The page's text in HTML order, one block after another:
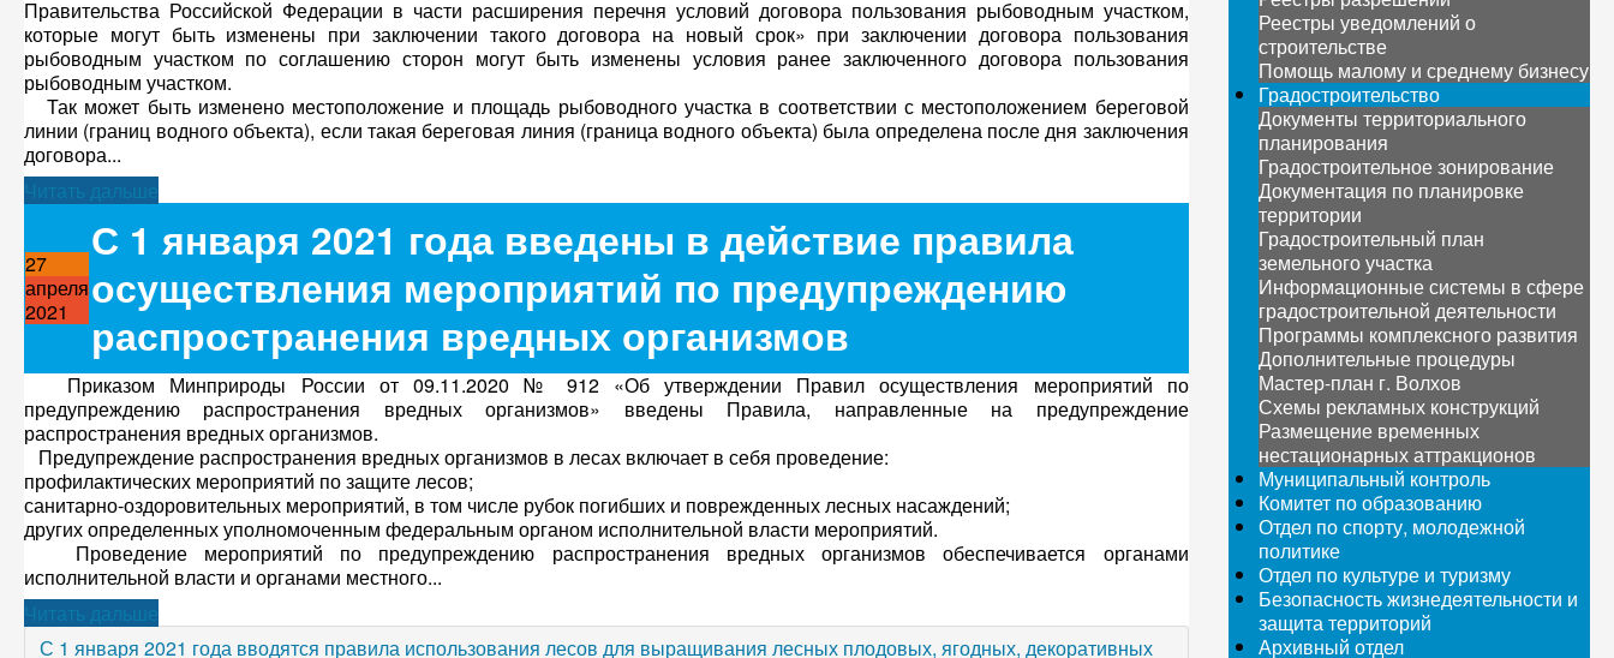
Правительства Российской Федерации в части расширения перечня условий договора пользования рыбоводным участком,
которые могут быть изменены при заключении такого договора на новый срок» при заключении договора пользования
рыбоводным участком по соглашению сторон могут быть изменены условия ранее заключенного договора пользования
рыбоводным участком.
Так может быть изменено местоположение и площадь рыбоводного участка в соответствии с местоположением береговой
линии (границ водного объекта), если такая береговая линия (граница водного объекта) была определена после дня заключения
договора...
Читать дальше
27
апреля
2021
С 1 января 2021 года введены в действие правила
осуществления мероприятий по предупреждению
распространения вредных организмов
Приказом Минприроды России от 09.11.2020 № 912 «Об утверждении Правил осуществления мероприятий по
предупреждению распространения вредных организмов» введены Правила, направленные на предупреждение
распространения вредных организмов.
Предупреждение распространения вредных организмов в лесах включает в себя проведение:
профилактических мероприятий по защите лесов;
санитарно-оздоровительных мероприятий, в том числе рубок погибших и поврежденных лесных насаждений;
других определенных уполномоченным федеральным органом исполнительной власти мероприятий.
Проведение мероприятий по предупреждению распространения вредных организмов обеспечивается органами
исполнительной власти и органами местного...
Читать дальше
С 1 января 2021 года вводятся правила использования лесов для выращивания лесных плодовых, ягодных, декоративных
Реестры уведомлений о
строительстве
Помощь малому и среднему бизнесу
Градостроительство
Документы территориального
планирования
Градостроительное зонирование
Документация по планировке
территории
Градостроительный план
земельного участка
Информационные системы в сфере
градостроительной деятельности
Программы комплексного развития
Дополнительные процедуры
Мастер-план г. Волхов
Схемы рекламных конструкций
Размещение временных
нестационарных аттракционов
Муниципальный контроль
Комитет по образованию
Отдел по спорту, молодежной
политике
Отдел по культуре и туризму
Безопасность жизнедеятельности и
защита территорий
Архивный отдел